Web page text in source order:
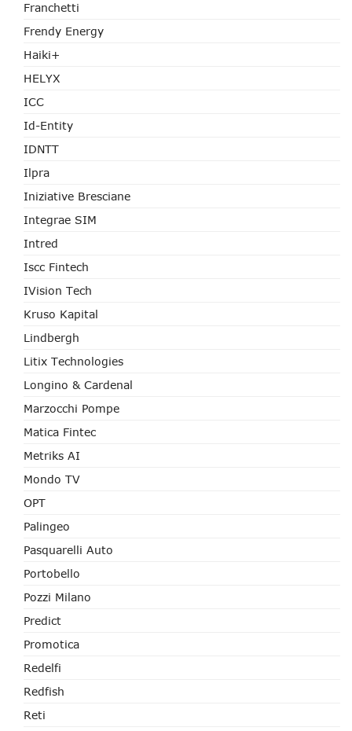
Franchetti
Frendy Energy
Haiki+
HELYX
ICC
Id-Entity
IDNTT
Ilpra
Iniziative Bresciane
Integrae SIM
Intred
Iscc Fintech
IVision Tech
Kruso Kapital
Lindbergh
Litix Technologies
Longino & Cardenal
Marzocchi Pompe
Matica Fintec
Metriks AI
Mondo TV
OPT
Palingeo
Pasquarelli Auto
Portobello
Pozzi Milano
Predict
Promotica
Redelfi
Redfish
Reti